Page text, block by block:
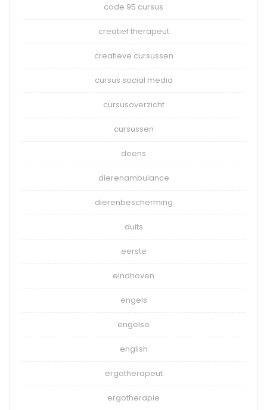
code 95 cursus
creatief therapeut
creatieve cursussen
cursus social media
cursusoverzicht
cursussen
deens
dierenambulance
dierenbescherming
duits
eerste
eindhoven
engels
engelse
english
ergotherapeut
ergotherapie